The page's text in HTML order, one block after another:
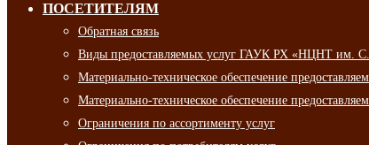
ПОСЕТИТЕЛЯМ
Обратная связь
Виды предоставляемых услуг ГАУК РХ «НЦНТ им.
Материально-техническое обеспечение
Материально-техническое обеспечение
Ограничения по ассортименту услуг